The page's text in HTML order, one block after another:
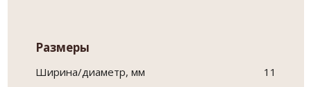
Размеры
Ширина/диаметр, мм
11